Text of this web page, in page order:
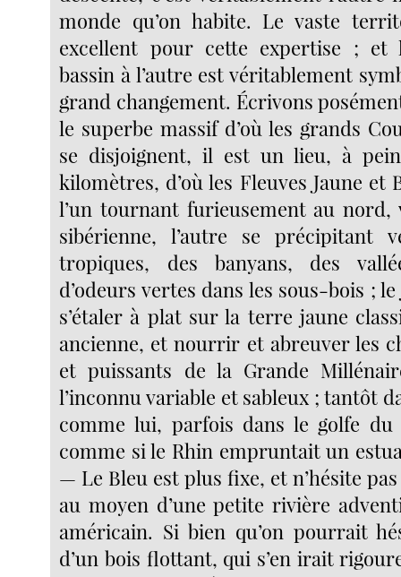
monde qu’on habite. Le vaste
excellent pour cette expertise ; et
bassin à l’autre est véritablement
grand changement. Écrivons
le superbe massif d’où les grands
se disjoignent, il est un lieu, à
kilomètres, d’où les Fleuves Jaune et
l’un tournant furieusement au nord,
sibérienne, l’autre se précipitant
tropiques, des banyans, des
d’odeurs vertes dans les sous-bois ;
s’étaler à plat sur la terre jaune
ancienne, et nourrir et abreuver les
et puissants de la Grande
l’inconnu variable et sableux ; tantôt
comme lui, parfois dans le golfe du
comme si le Rhin empruntait un
— Le Bleu est plus fixe, et n’hésite
au moyen d’une petite rivière
américain. Si bien qu’on pourrait
d’un bois flottant, qui s’en irait